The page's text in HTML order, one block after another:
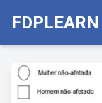
FDPLEARN